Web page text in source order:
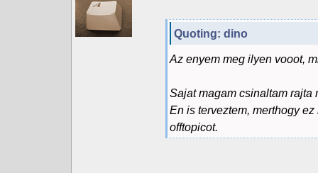
Quoting: dino
Az enyem meg ilyen vooot,
Sajat magam csinaltam rajta
En is terveztem, merthogy
offtopicot.